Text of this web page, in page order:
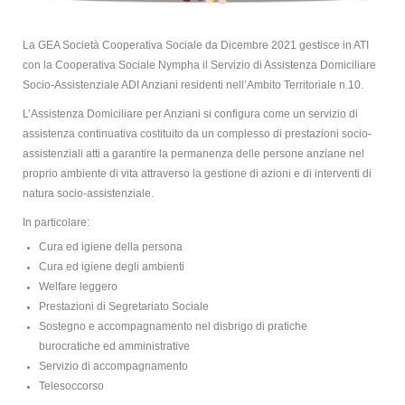
La GEA Società Cooperativa Sociale da Dicembre 2021 gestisce in ATI
con la Cooperativa Sociale Nympha il Servizio di Assistenza Domiciliare
Socio-Assistenziale ADI Anziani residenti nell’Ambito Territoriale n.10.
L’Assistenza Domiciliare per Anziani si configura come un servizio di
assistenza continuativa costituito da un complesso di prestazioni socio-
assistenziali atti a garantire la permanenza delle persone anziane nel
proprio ambiente di vita attraverso la gestione di azioni e di interventi di
natura socio-assistenziale.
In particolare:
Cura ed igiene della persona
Cura ed igiene degli ambienti
Welfare leggero
Prestazioni di Segretariato Sociale
Sostegno e accompagnamento nel disbrigo di pratiche
burocratiche ed amministrative
Servizio di accompagnamento
Telesoccorso